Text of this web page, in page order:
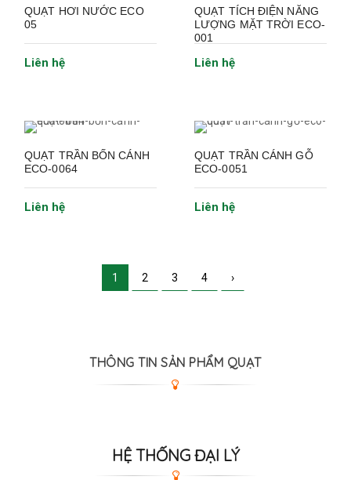
QUẠT HƠI NƯỚC ECO
05
Liên hệ
QUẠT TÍCH ĐIỆN NĂNG
LƯỢNG MẶT TRỜI ECO-
001
Liên hệ
QUẠT TRẦN BỐN CÁNH
ECO-0064
Liên hệ
QUẠT TRẦN CÁNH GỖ
ECO-0051
Liên hệ
1 2 3 4 ›
THÔNG TIN SẢN PHẨM QUẠT
HỆ THỐNG ĐẠI LÝ